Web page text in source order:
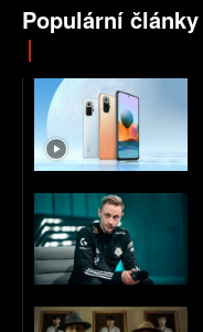
Populární články